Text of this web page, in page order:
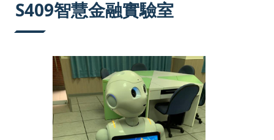
S409智慧金融實驗室